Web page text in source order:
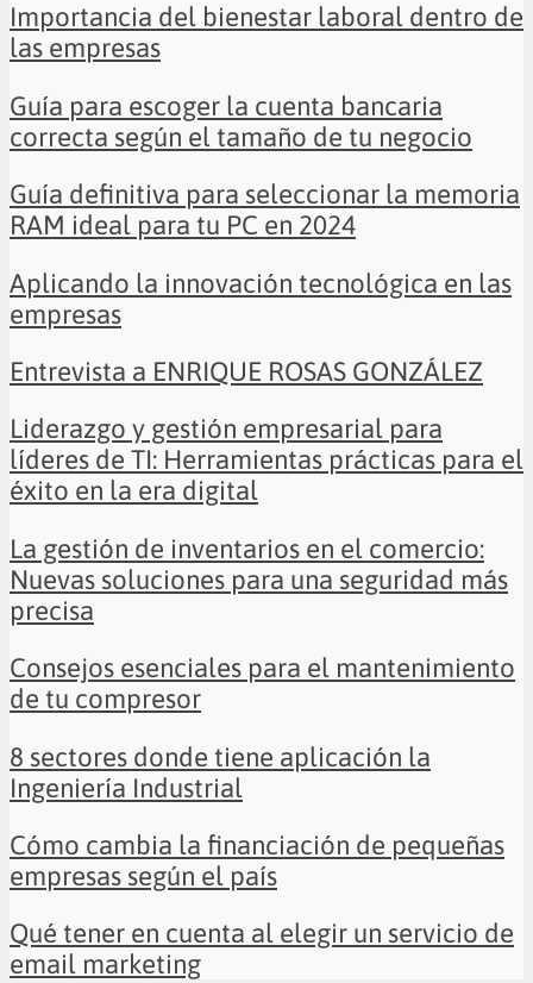
Importancia del bienestar laboral dentro de
las empresas
Guía para escoger la cuenta bancaria
correcta según el tamaño de tu negocio
Guía definitiva para seleccionar la memoria
RAM ideal para tu PC en 2024
Aplicando la innovación tecnológica en las
empresas
Entrevista a ENRIQUE ROSAS GONZÁLEZ
Liderazgo y gestión empresarial para
líderes de TI: Herramientas prácticas para el
éxito en la era digital
La gestión de inventarios en el comercio:
Nuevas soluciones para una seguridad más
precisa
Consejos esenciales para el mantenimiento
de tu compresor
8 sectores donde tiene aplicación la
Ingeniería Industrial
Cómo cambia la financiación de pequeñas
empresas según el país
Qué tener en cuenta al elegir un servicio de
email marketing